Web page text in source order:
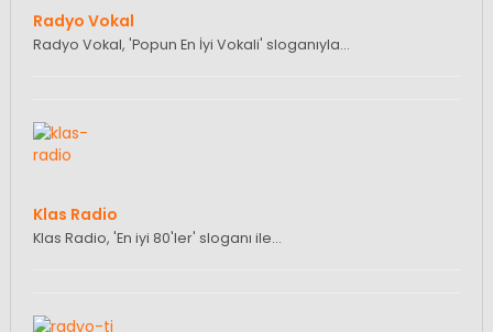
Radyo Vokal
Radyo Vokal, 'Popun En İyi Vokali' sloganıyla…
Klas Radio
Klas Radio, 'En iyi 80'ler' sloganı ile…